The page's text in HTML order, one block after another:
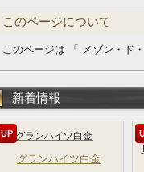
このページについて
このページは 「 メゾン・ド
新着情報
UP
グランハイツ白金